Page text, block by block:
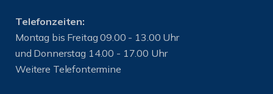
Telefonzeiten:
Montag bis Freitag 09.00 - 13.00 Uhr
und Donnerstag 14.00 - 17.00 Uhr
Weitere Telefontermine